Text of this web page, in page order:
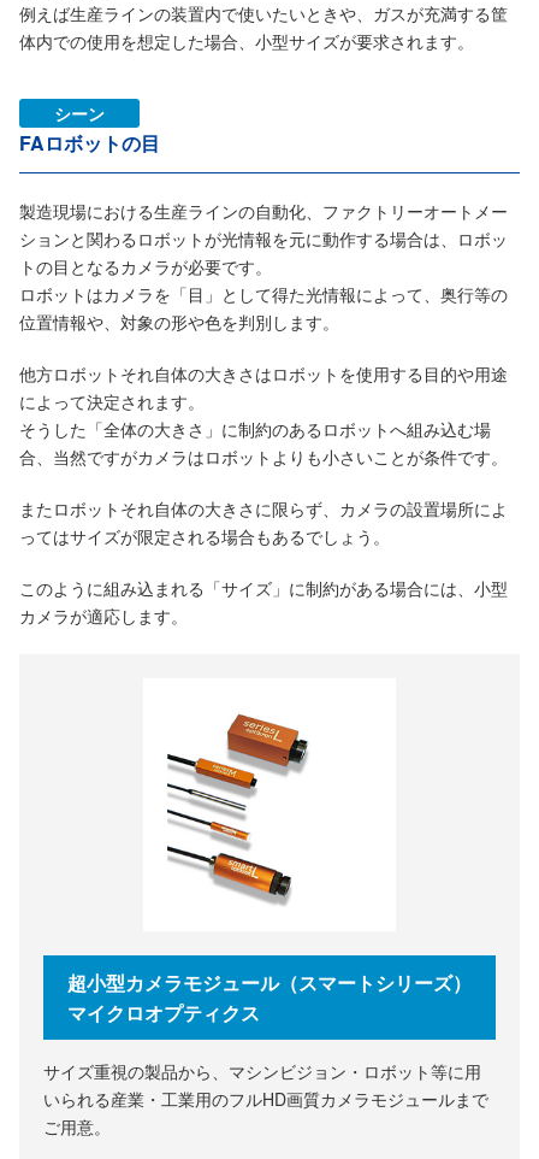
例えば生産ラインの装置内で使いたいときや、ガスが充満する筐
体内での使用を想定した場合、小型サイズが要求されます。
シーン
FAロボットの目
製造現場における生産ラインの自動化、ファクトリーオートメー
ションと関わるロボットが光情報を元に動作する場合は、ロボッ
トの目となるカメラが必要です。
ロボットはカメラを「目」として得た光情報によって、奥行等の
位置情報や、対象の形や色を判別します。
他方ロボットそれ自体の大きさはロボットを使用する目的や用途
によって決定されます。
そうした「全体の大きさ」に制約のあるロボットへ組み込む場
合、当然ですがカメラはロボットよりも小さいことが条件です。
またロボットそれ自体の大きさに限らず、カメラの設置場所によ
ってはサイズが限定される場合もあるでしょう。
このように組み込まれる「サイズ」に制約がある場合には、小型
カメラが適応します。
超小型カメラモジュール（スマートシリーズ）
マイクロオプティクス
サイズ重視の製品から、マシンビジョン・ロボット等に用
いられる産業・工業用のフルHD画質カメラモジュールまで
ご用意。